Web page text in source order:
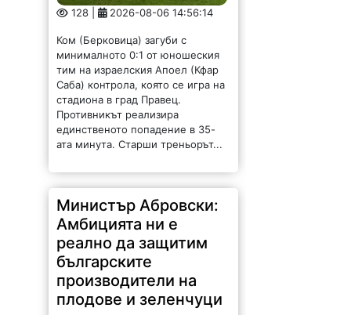
тим на израелския Апоел (Кфар
Саба) контрола, която се игра на
стадиона в град Правец.
Противникът реализира
единственото попадение в 35-
ата минута. Старши треньорът...
Министър Абровски:
българските
производители на
плодове и зеленчуци
от нелоялната
конкуренция